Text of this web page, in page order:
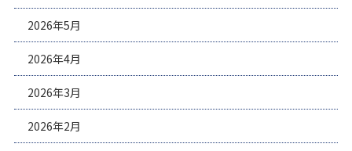
2026年5月
2026年4月
2026年3月
2026年2月